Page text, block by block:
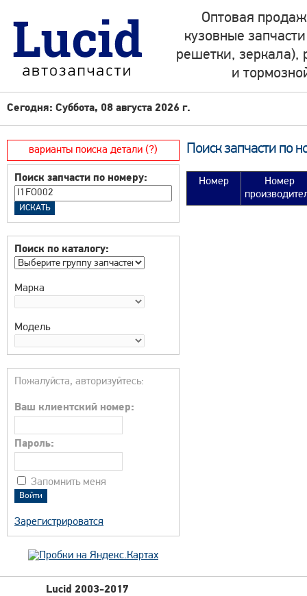
Оптовая
кузовные
решетки, зеркала),
и
Сегодня: Суббота, 08 августа 2026 г.
варианты поиска детали (?)
Поиск запчасти по номеру:
Поиск по каталогу:
Марка
Модель
Пожалуйста, авторизуйтесь:
Ваш клиентский номер:
Пароль:
Запомнить меня
Зарегистрироватся
Поиск запчасти по
Номер
Номер
Lucid 2003-2017